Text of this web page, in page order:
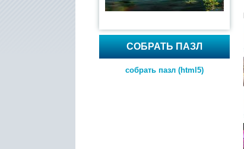
СОБРАТЬ ПАЗЛ
собрать пазл (html5)